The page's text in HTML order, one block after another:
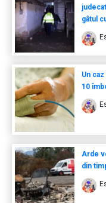
gâtul
Un
10
Arde
din